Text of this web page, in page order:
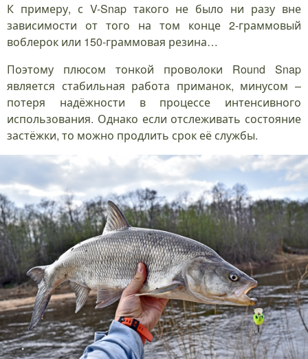
К примеру, с V-Snap такого не было ни разу вне
зависимости от того на том конце 2-граммовый
воблерок или 150-граммовая резина…
Поэтому плюсом тонкой проволоки Round Snap
является стабильная работа приманок, минусом –
потеря надёжности в процессе интенсивного
использования. Однако если отслеживать состояние
застёжки, то можно продлить срок её службы.